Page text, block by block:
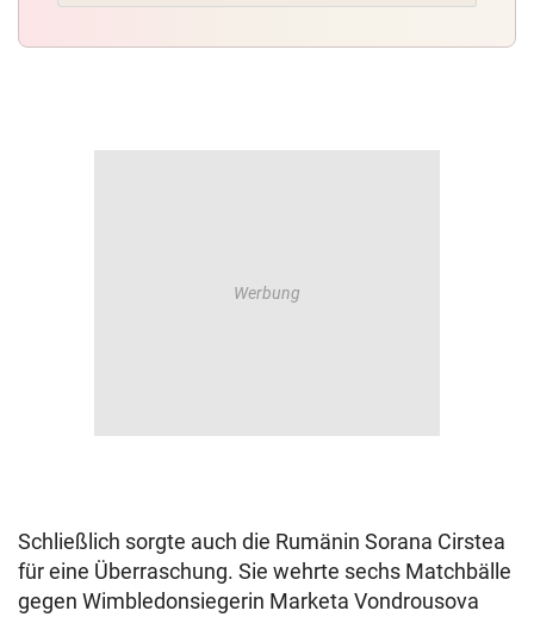
Schließlich sorgte auch die Rumänin Sorana Cirstea
für eine Überraschung. Sie wehrte sechs Matchbälle
gegen Wimbledonsiegerin Marketa Vondrousova